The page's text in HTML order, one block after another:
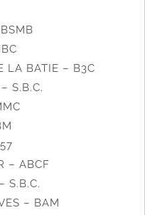
LA BATIE – B3C
S.B.C.
– ABCF
S.B.C.
– BAM